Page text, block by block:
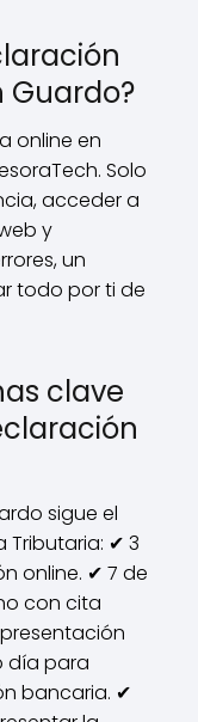
Guardo?
online en
Solo
acceder a
y
un
todo por ti de
clave
sigue el
Tributaria: ✔ 3
online. ✔ 7 de
con cita
día para
bancaria. ✔